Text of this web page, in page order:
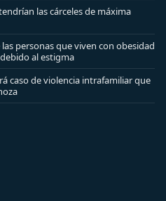
las cárceles de máxima
las personas que viven con obesidad
al estigma
caso de violencia intrafamiliar que